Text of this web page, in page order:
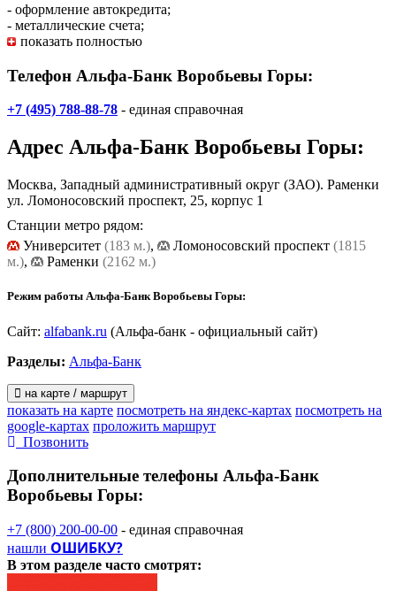
- оформление автокредита;
- металлические счета;
показать полностью
Телефон Альфа-Банк Воробьевы Горы:
+7 (495) 788-88-78 - единая справочная
Адрес Альфа-Банк Воробьевы Горы:
Москва, Западный административный округ (ЗАО). Раменки
ул. Ломоносовский проспект, 25, корпус 1
Станции метро рядом:
Университет (183 м.), Ломоносовский проспект (1815
м.), Раменки (2162 м.)
Режим работы Альфа-Банк Воробьевы Горы:
Сайт: alfabank.ru (Альфа-банк - официальный сайт)
Разделы: Альфа-Банк
на карте / маршрут
показать на карте посмотреть на яндекс-картах посмотреть на
google-картах проложить маршрут
Позвонить
Дополнительные телефоны Альфа-Банк
Воробьевы Горы:
+7 (800) 200-00-00 - единая справочная
нашли ОШИБКУ?
В этом разделе часто смотрят: